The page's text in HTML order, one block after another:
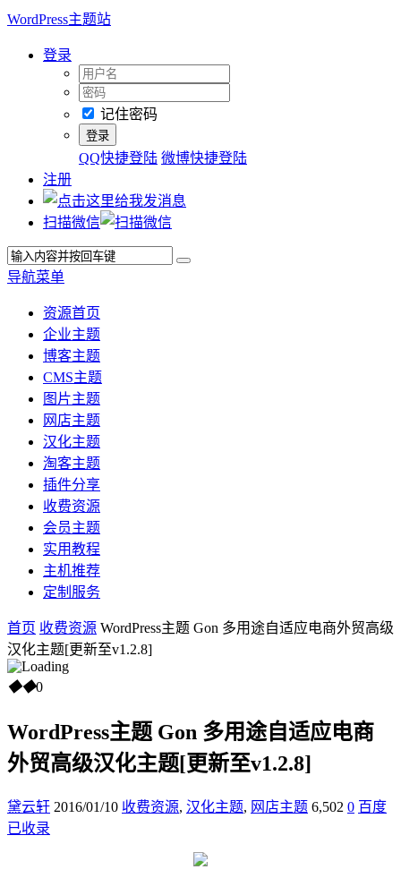
WordPress主题站
登录
记住密码
QQ快捷登陆 微博快捷登陆
注册
扫描微信
导航菜单
资源首页
企业主题
博客主题
CMS主题
图片主题
网店主题
汉化主题
淘客主题
插件分享
收费资源
会员主题
实用教程
主机推荐
定制服务
首页 收费资源 WordPress主题 Gon 多用途自适应电商外贸高级
汉化主题[更新至v1.2.8]
◆◆0
WordPress主题 Gon 多用途自适应电商
外贸高级汉化主题[更新至v1.2.8]
黛云轩 2016/01/10 收费资源, 汉化主题, 网店主题 6,502 0 百度
已收录